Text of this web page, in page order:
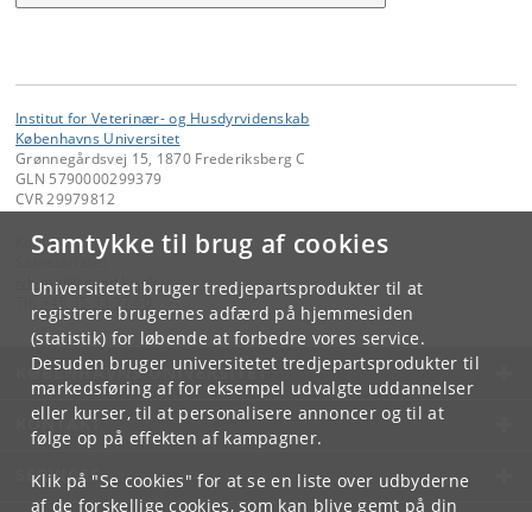
Samtykke til brug af cookies
Universitetet bruger tredjepartsprodukter til at
registrere brugernes adfærd på hjemmesiden
(statistik) for løbende at forbedre vores service.
Desuden bruger universitetet tredjepartsprodukter til
markedsføring af for eksempel udvalgte uddannelser
eller kurser, til at personalisere annoncer og til at
følge op på effekten af kampagner.
Klik på "Se cookies" for at se en liste over udbyderne
af de forskellige cookies, som kan blive gemt på din
Institut for Veterinær- og Husdyrvidenskab
Københavns Universitet
Grønnegårdsvej 15, 1870 Frederiksberg C
GLN 5790000299379
CVR 29979812
Kontakt:
Sekretariatet
ivh-mail@sund.ku. dk
KØBENHAVNS UNIVERSITET
KONTAKT
SERVICES